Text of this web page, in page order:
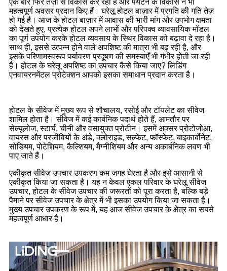
महत्वपूर्ण अवसर प्रदान किए हैं। घरेलू होटल बाज़ार में प्रगति की गति तेज़
हो गई है। आज के होटल बाज़ार में आवास की भारी मांग और उपभोग क्षमता
को देखते हुए, प्रत्येक होटल अपने लाभों और परिपक्व व्यावसायिक मॉडल
का पूर्ण उपयोग करके होटल व्यवसाय के स्थिर विकास को बढ़ावा दे रहा है।
साथ ही, इससे उत्पन्न होने वाले अपशिष्ट की मात्रा भी बढ़ रही है, और
इसके परिणामस्वरूप पर्यावरण प्रदूषण की समस्याएँ भी गंभीर होती जा रही
हैं। होटल के घरेलू अपशिष्ट का उपचार कैसे किया जाए? लिडिंग
एनवायरनमेंटल प्रोटेक्शन आपको इसका समाधान प्रदान करता है।
होटल के सीवेज में मुख्य रूप से शौचालय, रसोई और टॉयलेट का सीवेज
शामिल होता है। सीवेज में कई कार्बनिक पदार्थ होते हैं, आमतौर पर
सेल्यूलोज, स्टार्च, चीनी और वसायुक्त प्रोटीन। इसमें अक्सर प्रोटोजोआ,
वायरस और परजीवियों के अंडे, क्लोराइड, सल्फेट, फॉस्फेट, बाइकार्बोनेट,
सोडियम, पोटेशियम, कैल्शियम, मैग्नीशियम और अन्य अकार्बनिक लवण भी
पाए जाते हैं।
एकीकृत सीवेज उपचार उपकरण कम जगह घेरता है और इसे आसानी से
एकीकृत किया जा सकता है। यह न केवल एकल परिवार के घरेलू सीवेज
उपचार, होटल के सीवेज उपचार की जरूरतों को पूरा करता है, बल्कि बड़े
पैमाने पर सीवेज उपचार के क्षेत्र में भी इसका उपयोग किया जा सकता है।
मुख्य उपचार उपकरण के रूप में, यह आज सीवेज उपचार के क्षेत्र का सबसे
महत्वपूर्ण आधार है।